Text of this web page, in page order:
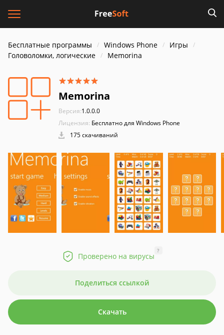
Бесплатные программы Windows Phone
Игры
Головоломки, логические
Memorina
Memorina
Версия:1.0.0.0
Лицензия: Бесплатно для Windows Phone
175 скачиваний
Проверено на вирусы
?
Поделиться ссылкой
Скачать